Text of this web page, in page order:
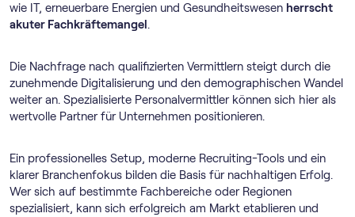
wie IT, erneuerbare Energien und Gesundheitswesen herrscht
akuter Fachkräftemangel .
Die Nachfrage nach qualifizierten Vermittlern steigt durch die
zunehmende Digitalisierung und den demographischen Wandel
weiter an. Spezialisierte Personalvermittler können sich hier als
wertvolle Partner für Unternehmen positionieren.
Ein professionelles Setup, moderne Recruiting-Tools und ein
klarer Branchenfokus bilden die Basis für nachhaltigen Erfolg.
Wer sich auf bestimmte Fachbereiche oder Regionen
spezialisiert, kann sich erfolgreich am Markt etablieren und